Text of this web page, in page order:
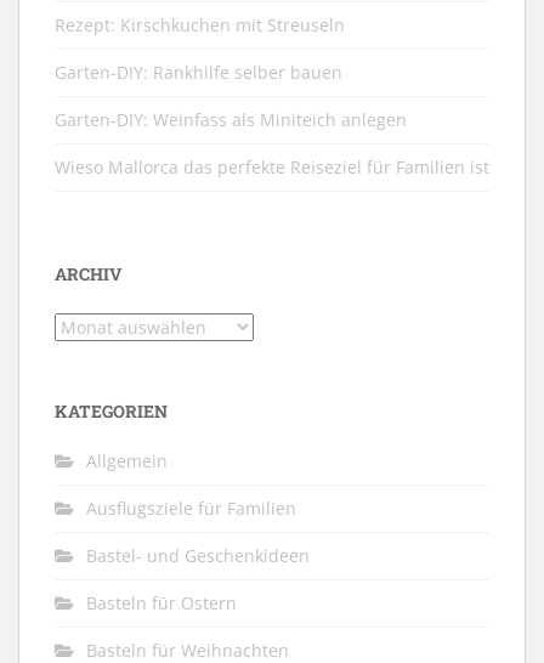
Rezept: Kirschkuchen mit Streuseln
Garten-DIY: Rankhilfe selber bauen
Garten-DIY: Weinfass als Miniteich anlegen
Wieso Mallorca das perfekte Reiseziel für Familien ist
ARCHIV
Archiv
KATEGORIEN
Allgemein
Ausflugsziele für Familien
Bastel- und Geschenkideen
Basteln für Ostern
Basteln für Weihnachten